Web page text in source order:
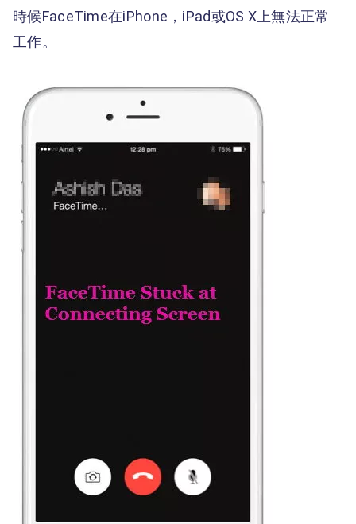
時候FaceTime在iPhone，iPad或OS X上無法正常
工作。